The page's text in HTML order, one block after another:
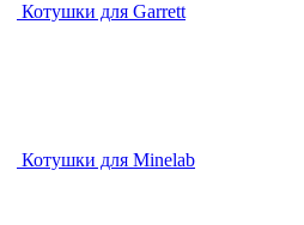
Котушки для Garrett
Котушки для Minelab